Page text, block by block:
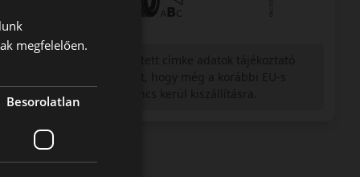
címkével ellátott abroncs kerül kiszállításra.
megfelelően.
Besorolatlan